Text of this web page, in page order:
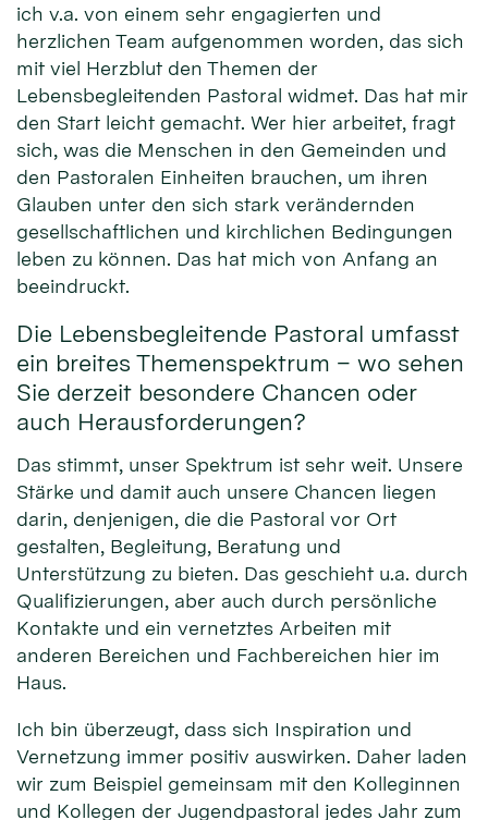
ich v.a. von einem sehr engagierten und
herzlichen Team aufgenommen worden, das sich
mit viel Herzblut den Themen der
Lebensbegleitenden Pastoral widmet. Das hat mir
den Start leicht gemacht. Wer hier arbeitet, fragt
sich, was die Menschen in den Gemeinden und
den Pastoralen Einheiten brauchen, um ihren
Glauben unter den sich stark verändernden
gesellschaftlichen und kirchlichen Bedingungen
leben zu können. Das hat mich von Anfang an
beeindruckt.
Die Lebensbegleitende Pastoral umfasst
ein breites Themenspektrum – wo sehen
Sie derzeit besondere Chancen oder
auch Herausforderungen?
Das stimmt, unser Spektrum ist sehr weit. Unsere
Stärke und damit auch unsere Chancen liegen
darin, denjenigen, die die Pastoral vor Ort
gestalten, Begleitung, Beratung und
Unterstützung zu bieten. Das geschieht u.a. durch
Qualifizierungen, aber auch durch persönliche
Kontakte und ein vernetztes Arbeiten mit
anderen Bereichen und Fachbereichen hier im
Haus.
Ich bin überzeugt, dass sich Inspiration und
Vernetzung immer positiv auswirken. Daher laden
wir zum Beispiel gemeinsam mit den Kolleginnen
und Kollegen der Jugendpastoral jedes Jahr zum